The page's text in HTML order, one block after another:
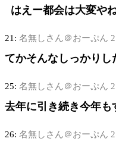
はえー都会は大変や
21: 名無しさん＠おーぷん
てかそんなしっかり
25: 名無しさん＠おーぷん
去年に引き続き今年
26: 名無しさん＠おーぷん